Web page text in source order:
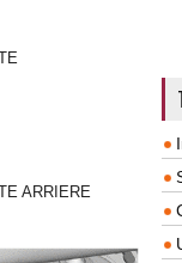
ARRIERE